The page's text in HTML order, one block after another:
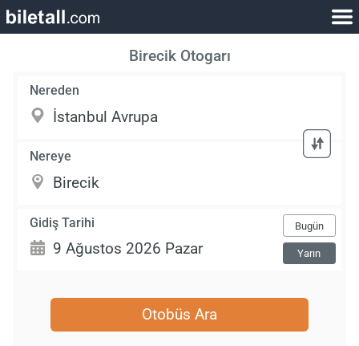
Birecik Otogarı
Nereden
Nereye
Gidiş Tarihi Bugün
Yarın
Otobüs Ara